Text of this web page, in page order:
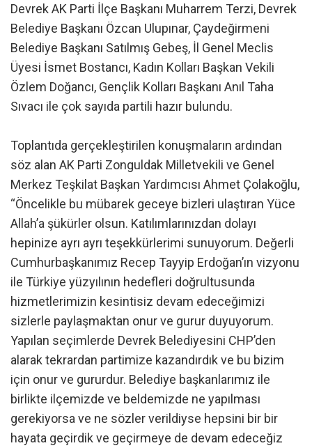
Devrek AK Parti İlçe Başkanı Muharrem Terzi, Devrek
Belediye Başkanı Özcan Ulupınar, Çaydeğirmeni
Belediye Başkanı Satılmış Gebeş, İl Genel Meclis
Üyesi İsmet Bostancı, Kadın Kolları Başkan Vekili
Özlem Doğancı, Gençlik Kolları Başkanı Anıl Taha
Sıvacı ile çok sayıda partili hazır bulundu.
Toplantıda gerçekleştirilen konuşmaların ardından
söz alan AK Parti Zonguldak Milletvekili ve Genel
Merkez Teşkilat Başkan Yardımcısı Ahmet Çolakoğlu,
“Öncelikle bu mübarek geceye bizleri ulaştıran Yüce
Allah’a şükürler olsun. Katılımlarınızdan dolayı
hepinize ayrı ayrı teşekkürlerimi sunuyorum. Değerli
Cumhurbaşkanımız Recep Tayyip Erdoğan’ın vizyonu
ile Türkiye yüzyılının hedefleri doğrultusunda
hizmetlerimizin kesintisiz devam edeceğimizi
sizlerle paylaşmaktan onur ve gurur duyuyorum.
Yapılan seçimlerde Devrek Belediyesini CHP’den
alarak tekrardan partimize kazandırdık ve bu bizim
için onur ve gururdur. Belediye başkanlarımız ile
birlikte ilçemizde ve beldemizde ne yapılması
gerekiyorsa ve ne sözler verildiyse hepsini bir bir
hayata geçirdik ve geçirmeye de devam edeceğiz